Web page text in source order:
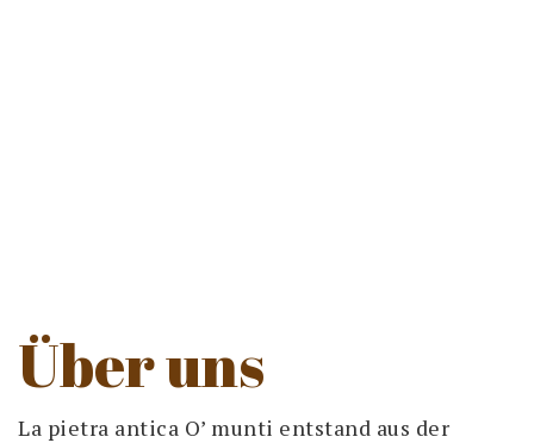
Über uns
La pietra antica O’ munti entstand aus der